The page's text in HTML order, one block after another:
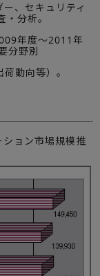
、セキュリティ
分析。
年度～2011年
分野別
動向等）。
ョン市場規模推